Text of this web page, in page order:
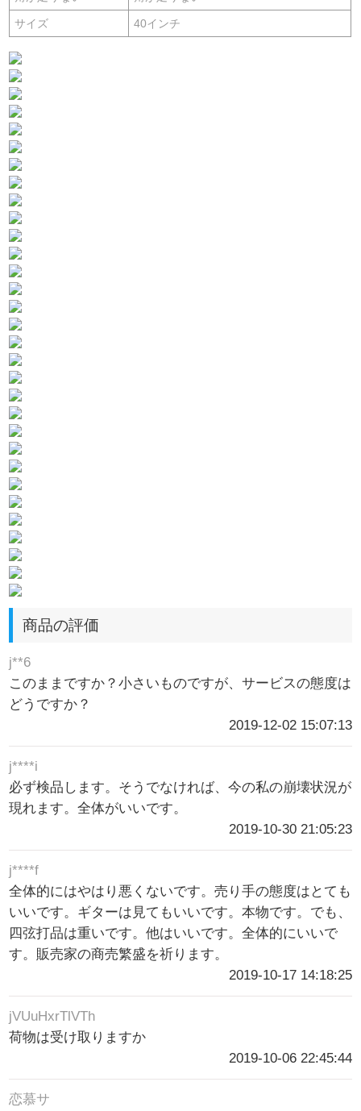
サイズ 40インチ
商品の評価
j**6
このままですか？小さいものですが、サービスの態度は
どうですか？
2019-12-02 15:07:13
j****i
必ず検品します。そうでなければ、今の私の崩壊状況が
現れます。全体がいいです。
2019-10-30 21:05:23
j****f
全体的にはやはり悪くないです。売り手の態度はとても
いいです。ギターは見てもいいです。本物です。でも、
四弦打品は重いです。他はいいです。全体的にいいで
す。販売家の商売繁盛を祈ります。
2019-10-17 14:18:25
jVUuHxrTlVTh
荷物は受け取りますか
2019-10-06 22:45:44
恋慕サ